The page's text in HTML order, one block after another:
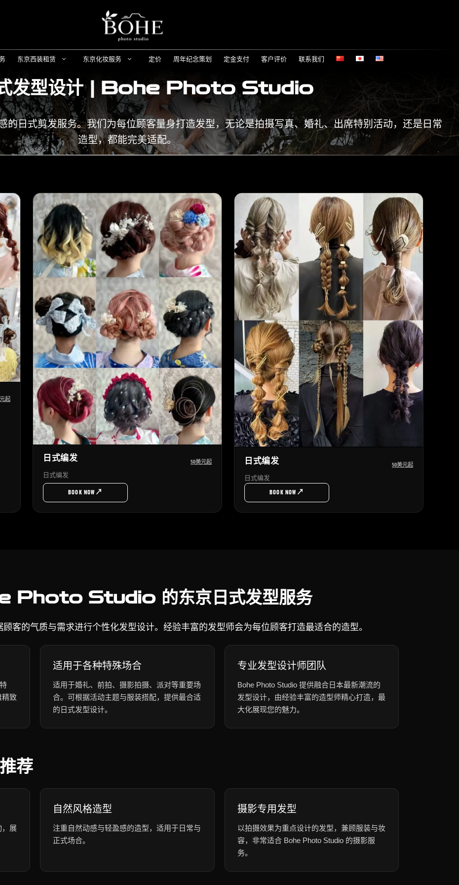
东京西装租赁 东京化妆服务 定价 周年纪念策划 定金支付 客户评价 联系我们
发型设计 | Bohe Photo Studio
感的日式剪发服务。我们为每位顾客量身打造发型，无论是拍摄写真、婚礼、出席特别活动，还是日常
造型，都能完美适配。
起
日式编发 50美元起
日式编发
BOOK NOW ↗
日式编发 50美元起
日式编发
BOOK NOW ↗
Photo Studio 的东京日式发型服务
客的气质与需求进行个性化发型设计。经验丰富的发型师会为每位顾客打造最适合的造型。
精致
适用于各种特殊场合
适用于婚礼、前拍、摄影拍摄、派对等重要场
合。可根据活动主题与服装搭配，提供最合适
的日式发型设计。
专业发型设计师团队
Bohe Photo Studio 提供融合日本最新潮流的
发型设计，由经验丰富的造型师精心打造，最
大化展现您的魅力。
荐
，展
自然风格造型
注重自然动感与轻盈感的造型，适用于日常与
正式场合。
摄影专用发型
以拍摄效果为重点设计的发型，兼顾服装与妆
容，非常适合 Bohe Photo Studio 的摄影服
务。